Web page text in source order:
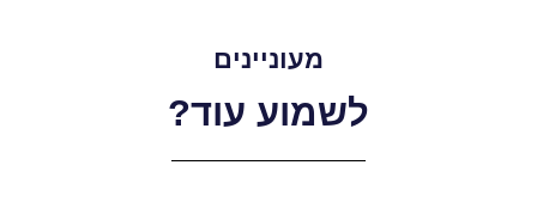
מעוניינים
לשמוע עוד?